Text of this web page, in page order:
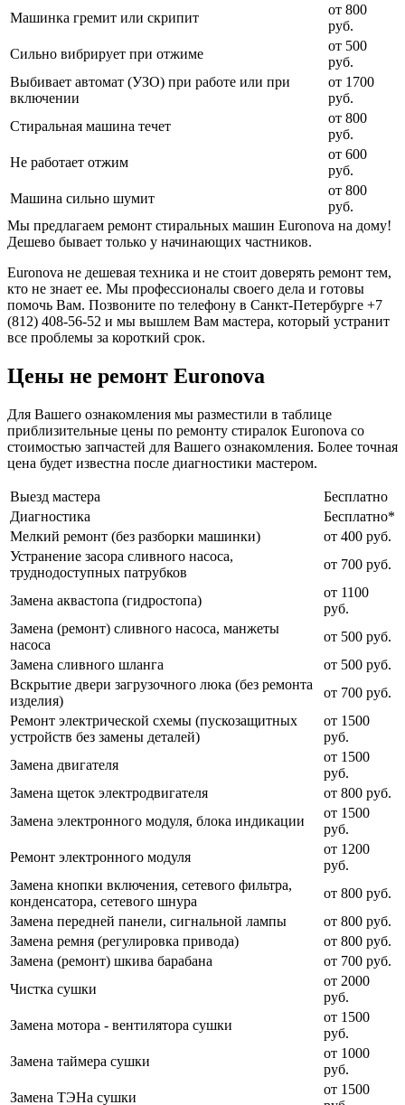
Машинка гремит или скрипит
от 800
руб.
Сильно вибрирует при отжиме
от 500
руб.
Выбивает автомат (УЗО) при работе или при
включении
от 1700
руб.
Стиральная машина течет
от 800
руб.
Не работает отжим
от 600
руб.
Машина сильно шумит
от 800
руб.
Мы предлагаем ремонт стиральных машин Euronova на дому!
Дешево бывает только у начинающих частников.
Euronova не дешевая техника и не стоит доверять ремонт тем,
кто не знает ее. Мы профессионалы своего дела и готовы
помочь Вам. Позвоните по телефону в Санкт-Петербурге +7
(812) 408-56-52 и мы вышлем Вам мастера, который устранит
все проблемы за короткий срок.
Цены не ремонт Euronova
Для Вашего ознакомления мы разместили в таблице
приблизительные цены по ремонту стиралок Euronova со
стоимостью запчастей для Вашего ознакомления. Более точная
цена будет известна после диагностики мастером.
Выезд мастера
Бесплатно
Диагностика
Бесплатно*
Мелкий ремонт (без разборки машинки)
от 400 руб.
Устранение засора сливного насоса,
труднодоступных патрубков
от 700 руб.
Замена аквастопа (гидростопа)
от 1100
руб.
Замена (ремонт) сливного насоса, манжеты
насоса
от 500 руб.
Замена сливного шланга
от 500 руб.
Вскрытие двери загрузочного люка (без ремонта
изделия)
от 700 руб.
Ремонт электрической схемы (пускозащитных
устройств без замены деталей)
от 1500
руб.
Замена двигателя
от 1500
руб.
Замена щеток электродвигателя
от 800 руб.
Замена электронного модуля, блока индикации
от 1500
руб.
Ремонт электронного модуля
от 1200
руб.
Замена кнопки включения, сетевого фильтра,
конденсатора, сетевого шнура
от 800 руб.
Замена передней панели, сигнальной лампы
от 800 руб.
Замена ремня (регулировка привода)
от 800 руб.
Замена (ремонт) шкива барабана
от 700 руб.
Чистка сушки
от 2000
руб.
Замена мотора - вентилятора сушки
от 1500
руб.
Замена таймера сушки
от 1000
руб.
Замена ТЭНа сушки
от 1500